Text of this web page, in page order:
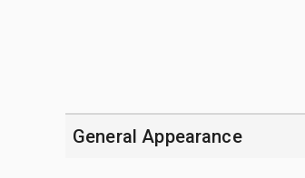
General Appearance